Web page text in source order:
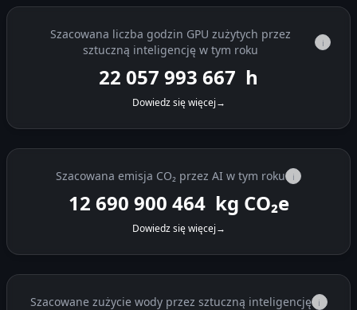
Szacowana liczba godzin GPU zużytych przez
sztuczną inteligencję w tym roku
i
22 057 994 513 h
Dowiedz się więcej→
Szacowana emisja CO₂ przez AI w tym roku i
12 690 900 950 kg CO₂e
Dowiedz się więcej→
Szacowane zużycie wody przez sztuczną inteligencję i